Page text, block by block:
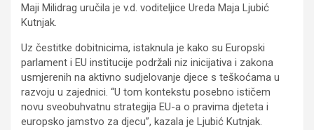
Maji Milidrag uručila je v.d. voditeljice Ureda Maja Ljubić
Kutnjak.
Uz čestitke dobitnicima, istaknula je kako su Europski
parlament i EU institucije podržali niz inicijativa i zakona
usmjerenih na aktivno sudjelovanje djece s teškoćama u
razvoju u zajednici. “U tom kontekstu posebno ističem
novu sveobuhvatnu strategija EU-a o pravima djeteta i
europsko jamstvo za djecu”, kazala je Ljubić Kutnjak.